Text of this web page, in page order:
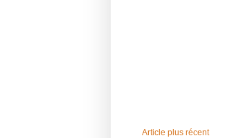
Article plus récent